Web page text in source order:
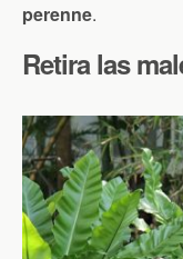
perenne.
Retira las